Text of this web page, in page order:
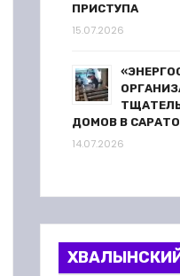
ПРИСТУПА
15.07.2026
ДОМОВ В
14.07.2026